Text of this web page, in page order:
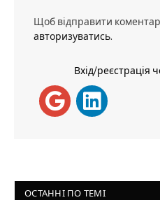
Щоб відправити
авторизуватись.
Вхід/реєстрація
ОСТАННІ ПО ТЕМІ